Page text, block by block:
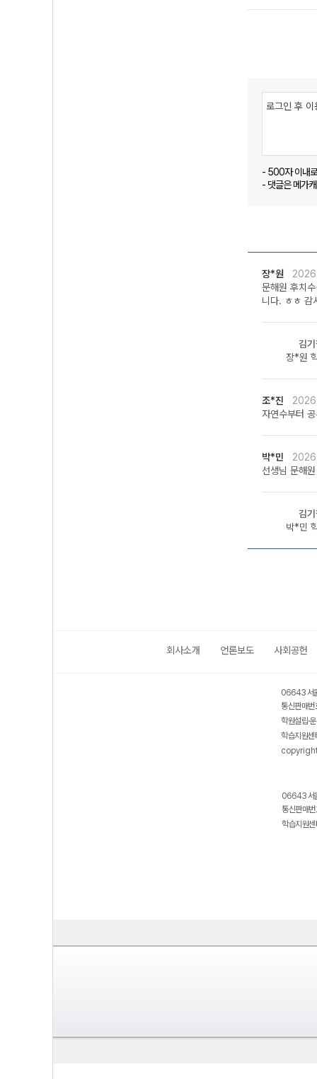
- 500자 이내
- 댓글은 메가
장*원
문해원 후치
니다. ㅎㅎ 감
김
장*원
조*진
자연수부터
박*민
선생님 문해
김
박*민
회사소개 언론보도 사회공헌
06643 서
통신판매
학원설립·
학습지원
06643 서
통신판매
학습지원